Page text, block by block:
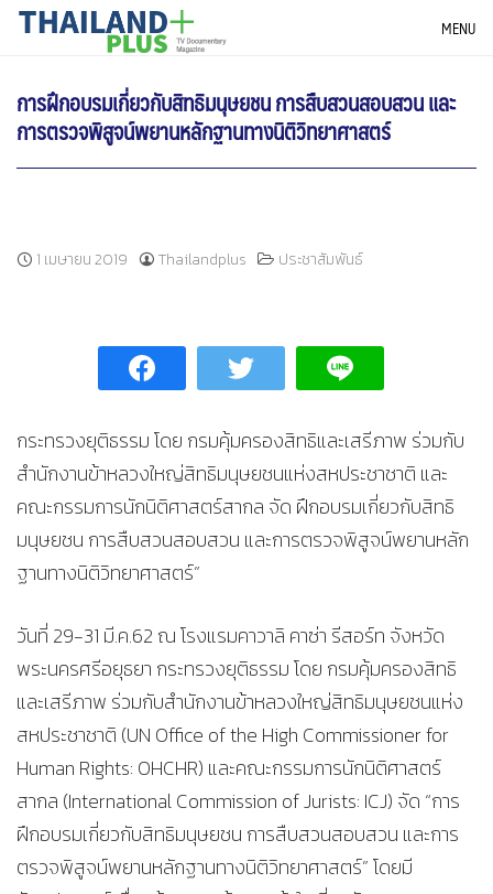
SkipTHAILANDPLUS NEWS MENU
การฝึกอบรมเกี่ยวกับสิทธิมนุษยชน การสืบสวนสอบสวน และ
การตรวจพิสูจน์พยานหลักฐานทางนิติวิทยาศาสตร์
1 เมษายน 2019 Thailandplus ประชาสัมพันธ์
กระทรวงยุติธรรม โดย กรมคุ้มครองสิทธิและเสรีภาพ ร่วมกับ
สำนักงานข้าหลวงใหญ่สิทธิมนุษยชนแห่งสหประชาชาติ และ
คณะกรรมการนักนิติศาสตร์สากล จัด ฝึกอบรมเกี่ยวกับสิทธิ
มนุษยชน การสืบสวนสอบสวน และการตรวจพิสูจน์พยานหลัก
ฐานทางนิติวิทยาศาสตร์”
วันที่ 29-31 มี.ค.62 ณ โรงแรมคาวาลิ คาซ่า รีสอร์ท จังหวัด
พระนครศรีอยุธยา กระทรวงยุติธรรม โดย กรมคุ้มครองสิทธิ
และเสรีภาพ ร่วมกับสำนักงานข้าหลวงใหญ่สิทธิมนุษยชนแห่ง
สหประชาชาติ (UN Office of the High Commissioner for
Human Rights: OHCHR) และคณะกรรมการนักนิติศาสตร์
สากล (International Commission of Jurists: ICJ) จัด “การ
ฝึกอบรมเกี่ยวกับสิทธิมนุษยชน การสืบสวนสอบสวน และการ
ตรวจพิสูจน์พยานหลักฐานทางนิติวิทยาศาสตร์” โดยมี